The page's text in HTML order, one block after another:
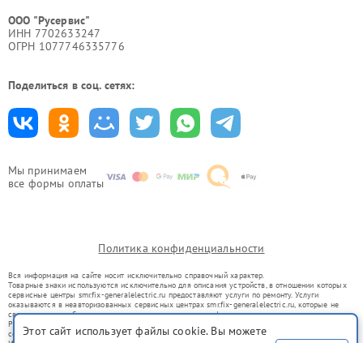
Мы принимаем
все формы оплаты
ООО "Русервис"
ИНН 7702633247
ОГРН 1077746335776
Поделиться в соц. сетях:
Политика конфиденциальности
Вся информация на сайте носит исключительно справочный характер.
Товарные знаки используются исключительно для описания устройств, в отношении которых
сервисные центры smr.fix-generalelectric.ru предоставляют услуги по ремонту. Услуги
оказываются в неавторизованных сервисных центрах smr.fix-generalelectric.ru, которые не
связаны с правообладателями товарных знаков или их официальными представителями.
Ремонт осуществляется для устройств, уже введенных в гражданский оборот в соответствии
со статьей 1487 ГК РФ.
Этот сайт использует файлы cookie. Вы можете